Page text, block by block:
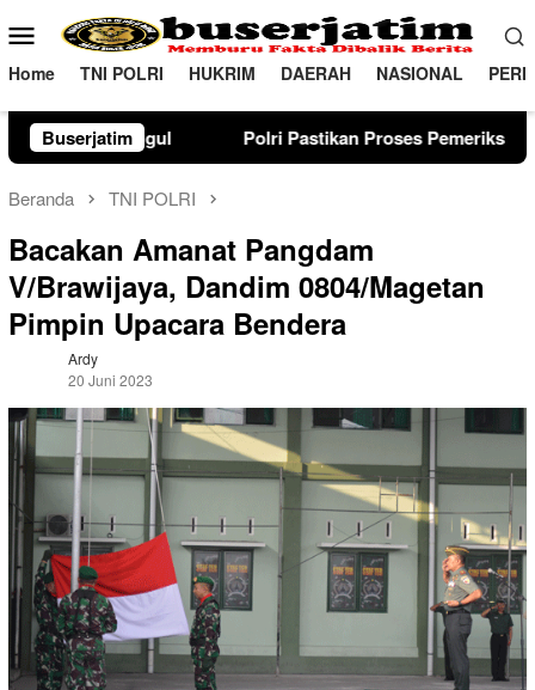
ke
konten
Menu
Mobile
Home TNI POLRI HUKRIM DAERAH NASIONAL
Buserjatim
Pastikan Proses Pemeriksaan Personel di Aceh
Beranda TNI POLRI
Bacakan Amanat Pangdam
V/Brawijaya, Dandim 0804/Magetan
Pimpin Upacara Bendera
Ardy
20 Juni 2023